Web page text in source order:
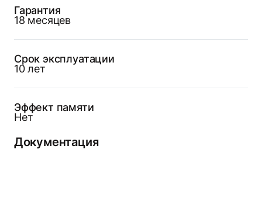
Гарантия
18 месяцев
Срок эксплуатации
10 лет
Эффект памяти
Нет
Документация